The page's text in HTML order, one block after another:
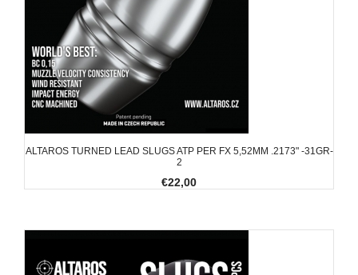
ALTAROS TURNED LEAD SLUGS ATP PER FX 5,52MM .2173" -31GR-
2
€22,00